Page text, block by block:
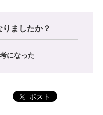
ましたか？
になった
ポスト